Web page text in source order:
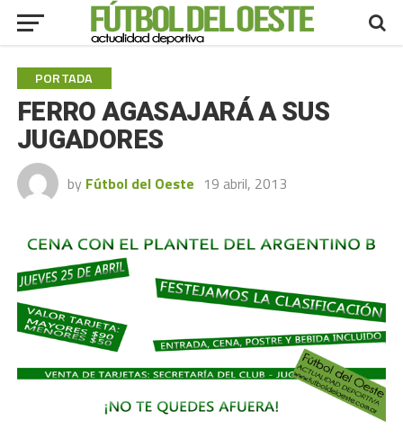
PORTADA
FERRO AGASAJARÁ A SUS
JUGADORES
by Fútbol del Oeste 19 abril, 2013